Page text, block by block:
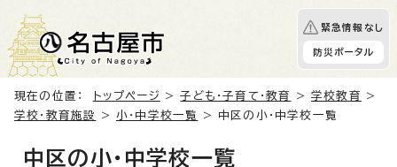
緊急情報なし
防災ポータル
現在の位置： トップページ >子ども・子育て・教育 >学校教育
>
学校・教育施設
>小・中学校一覧 > 中区の小・中学校一覧
中区の小・中学校一覧